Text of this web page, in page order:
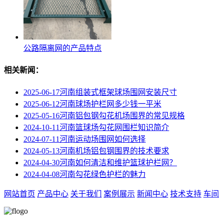
公路隔离网的产品特点
相关新闻：
2025-06-17河南组装式框架球场围网安装尺寸
2025-06-12河南球场护栏网多少钱一平米
2025-05-16河南铝包钢勾花机场围界的常见规格
2024-10-11河南篮球场勾花网围栏知识简介
2024-07-11河南运动场围网如何选择
2024-05-13河南机场铝包钢围界的技术要求
2024-04-30河南​如何清洁和维护篮球护栏网？
2024-04-08河南勾花绿色护栏的魅力
网站首页 产品中心 关于我们 案例展示 新闻中心 技术支持 车